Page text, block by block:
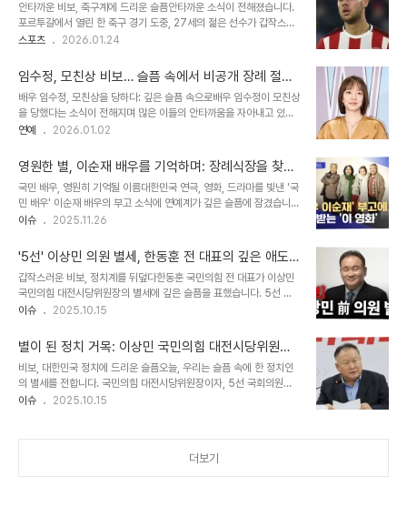
선 후보 시절, 세종시 유세 현장에서 이해찬 전 총리에 대한 각별한 존
경심을 드러냈습니다. 당시 이 대통령은 "민주당은 진정한 민주 정당,
이기는 유능한 정당, 강한 민주당으로 확실히 거듭났고 지난 총선에서
해찬 전 대표님의 역할..
생명 마감
안타까운 비보, 축구계에 드리운 슬픔안타까운 소식이 전해졌습니다.
포르투갈에서 열린 한 축구 경기 도중, 27세의 젊은 선수가 갑작스러
운 심정지로 쓰러져 끝내 사망하는 비극적인 사건이 발생했습니다. 캄
바셈 선수는 경기 중 갑작스러운 건강 이상을 호소하며 그라운드에 쓰
러졌고, 안타깝게도 더 이상 회복하지 못했습니다. 이 사건은 선수 본
인뿐만 아니라 동료 선수들, 구단 관계자, 그리고 축구 팬들에게도 깊
은 슬픔과 충격을 안겨주었습니다. 갑작스러운 비보에 많은 이들이 애
도를 표하고 있습니다. 경기 중 발생한 응급 상황과 안타까운 결과사건
라운드 경기에서 벌어졌습니다. LGC..
스포츠 2026.01.24
임수정, 모친상 비보… 슬픔 속에서 비공개 장례 절차,
그리고 남겨진 이야기
배우 임수정, 모친상을 당하다: 깊은 슬픔 속으로배우 임수정이 모친상
을 당했다는 소식이 전해지며 많은 이들의 안타까움을 자아내고 있습
니다. 2일 업계에 따르면, 임수정의 모친은 세상을 떠났고, 임수정은
운 비보에 팬들과 동료 배우들은 깊은 애도를 표하며 그녀를 위로하고
있습니다. 임수정은 21일 영화 '전지적 독자 시점' VIP 시사회에 참석
하여 밝은 모습을 보였기에, 더욱 안타까움을 더하고 있습니다. 비공개
로 진행되는 장례 절차: 유가족의 뜻소속사 MYM엔터테인먼트는 일
간스포츠와의 인터뷰를 통해 임수정의 모친상과 관련된 공식 입장을
개로 진행될 예정"이라고 전했습니..
연예 2026.01.02
영원한 별, 이순재 배우를 기억하며: 장례식장을 찾은
동료 배우들의 애도
국민 배우, 영원히 기억될 이름대한민국 연극, 영화, 드라마를 빛낸 '국
민 배우' 이순재 배우의 부고 소식에 연예계가 깊은 슬픔에 잠겼습니
다. 서울 송파구 서울아산병원 장례식장에 마련된 빈소에는 고인을 기
의 별세는 많은 이들에게 잊을 수 없는 아픔으로 다가왔습니다. 그의
연기 인생은 단순한 경력을 넘어, 시대를 관통하는 예술적 유산으로 남
아있습니다. 장례식장을 찾은 동료들의 발걸음빈소에는 이순재 배우
와 함께 작품을 만들고, 오랜 시간을 함께 해온 동료 배우들의 발걸음
이 끊이지 않았습니다. 그들은 슬픔을 나누며 고인과의 추억을 회상하
마음을 감추지 못하며, 그의 숭고..
이슈 2025.11.26
'5선' 이상민 의원 별세, 한동훈 전 대표의 깊은 애도
와 정치적 유산
갑작스러운 비보, 정치계를 뒤덮다한동훈 국민의힘 전 대표가 이상민
국민의힘 대전시당위원장의 별세에 깊은 슬픔을 표했습니다. 5선 국
회의원을 지낸 이상민 위원장의 갑작스러운 별세는 정치권에 큰 충격
기리며, 마지막 통화의 기억을 생생하게 전했습니다. 마지막 순간, 그
리고 응급 구조15일 오전, 대전 유성구의 한 아파트에서 이상민 위원
장은 심정지 상태로 발견되었습니다. 119 구급대가 현장에 출동하여
응급처치를 시도했지만, 끝내 사망 판정을 받았습니다. 그의 갑작스러
운 죽음은 많은 이들에게 안타까움을 자아냈습니다. 정치 역정의 발자
이슈 2025.10.15
별이 된 정치 거목: 이상민 국민의힘 대전시당위원장
의 삶과 족적
비보, 대한민국 정치에 드리운 슬픔오늘, 우리는 슬픔 속에 한 정치인
의 별세를 전합니다. 국민의힘 대전시당위원장이자, 5선 국회의원을
지낸 이상민 위원장이 우리 곁을 떠났습니다. 갑작스러운 비보는 대한
다'는 신고를 받고 출동한 119 구급대가 현장에 도착했을 때, 이 위원
이슈 2025.10.15
더보기